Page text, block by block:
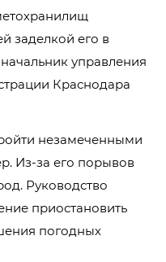
заделкой его в
управления
Краснодара
незамеченными
Из-за его порывов
Руководство
приостановить
погодных